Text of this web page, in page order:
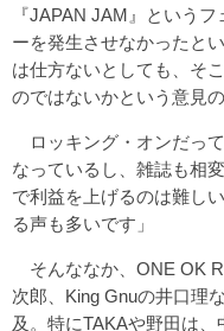
『JAPAN JAM』という
ーを発生させなかったと
は仕方ないとしても、そ
のではないかという意見
ロッキング・オンだっ
なっているし、雑誌も相
で利益を上げるのは難し
る声も多いです」
そんななか、ONE OK
次郎、King Gnuの井口理
及。特にTAKAや野田は